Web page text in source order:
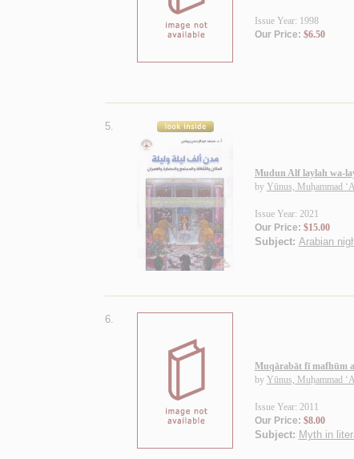
Issue Year: 1998
Our Price: $6.50
5.
Mudun Alf laylah wa-
by Yūnus, Muḥammad
Issue Year: 2021
Our Price: $15.00
Subject: Arabian
6.
Muqārabāt fī mafhūm
by Yūnus, Muḥammad
Issue Year: 2011
Our Price: $8.00
Subject: Myth in